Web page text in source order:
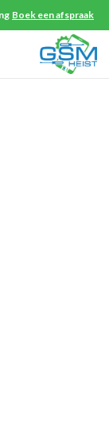
Boek een afspraak